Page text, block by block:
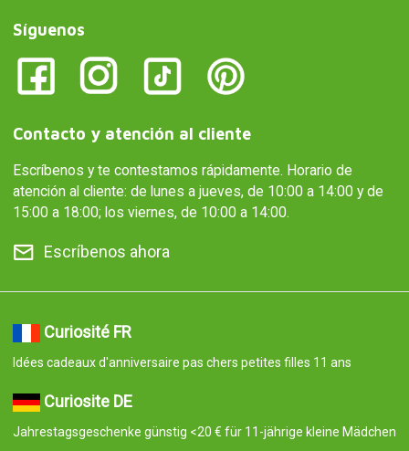
Síguenos
Contacto y atención al cliente
Escríbenos y te contestamos rápidamente. Horario de
atención al cliente: de lunes a jueves, de 10:00 a 14:00 y de
15:00 a 18:00; los viernes, de 10:00 a 14:00.
Escríbenos ahora
Curiosité FR
Idées cadeaux d'anniversaire pas chers petites filles 11 ans
Curiosite DE
Jahrestagsgeschenke günstig <20 € für 11-jährige kleine Mädchen